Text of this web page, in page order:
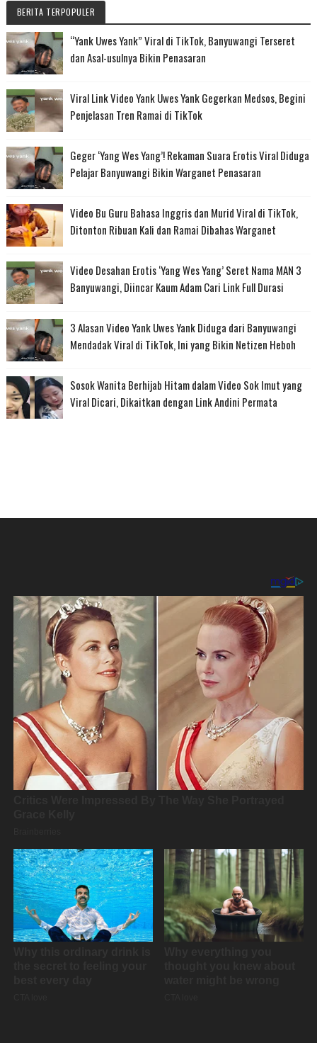
BERITA TERPOPULER
“Yank Uwes Yank” Viral di TikTok, Banyuwangi Terseret
dan Asal-usulnya Bikin Penasaran
Viral Link Video Yank Uwes Yank Gegerkan Medsos, Begini
Penjelasan Tren Ramai di TikTok
Geger ‘Yang Wes Yang’! Rekaman Suara Erotis Viral Diduga
Pelajar Banyuwangi Bikin Warganet Penasaran
Video Bu Guru Bahasa Inggris dan Murid Viral di TikTok,
Ditonton Ribuan Kali dan Ramai Dibahas Warganet
Video Desahan Erotis ‘Yang Wes Yang’ Seret Nama MAN 3
Banyuwangi, Diincar Kaum Adam Cari Link Full Durasi
3 Alasan Video Yank Uwes Yank Diduga dari Banyuwangi
Mendadak Viral di TikTok, Ini yang Bikin Netizen Heboh
Sosok Wanita Berhijab Hitam dalam Video Sok Imut yang
Viral Dicari, Dikaitkan dengan Link Andini Permata